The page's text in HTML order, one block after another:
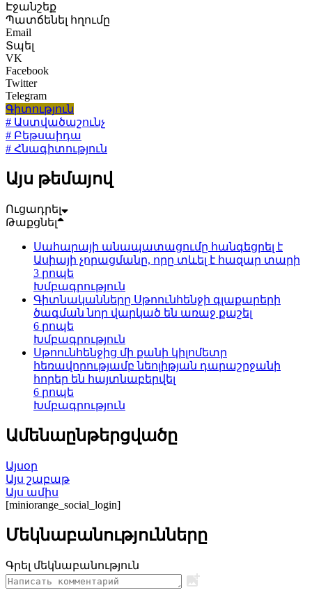
Էջանշեք
Պատճենել հղումը
Email
Տպել
VK
Facebook
Twitter
Telegram
Գիտություն
# Աստվածաշունչ
# Բեթսաիդա
# Հնագիտություն
Այս թեմայով
Ուցադրել
Թաքցնել
Սահարայի անապատացումը հանգեցրել է
Ասիայի չորացմանը, որը տևել է հազար տարի
3 րոպե
Խմբագրություն
Գիտնականները Սթոունհենջի գլաքարերի
ծագման նոր վարկած են առաջ քաշել
6 րոպե
Խմբագրություն
Սթոունհենջից մի քանի կիլոմետր
հեռավորությամբ նեոլիթյան դարաշրջանի
հորեր են հայտնաբերվել
6 րոպե
Խմբագրություն
Ամենաընթերցվածը
Այսօր
Այս շաբաթ
Այս ամիս
[miniorange_social_login]
Մեկնաբանությունները
Գրել մեկնաբանություն